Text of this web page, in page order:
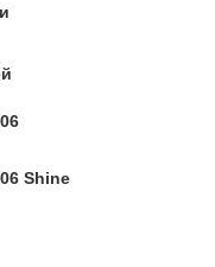
Shine